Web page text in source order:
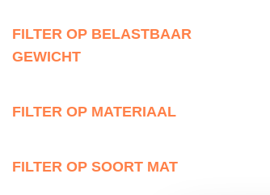
FILTER OP BELASTBAAR
GEWICHT
FILTER OP MATERIAAL
FILTER OP SOORT MAT